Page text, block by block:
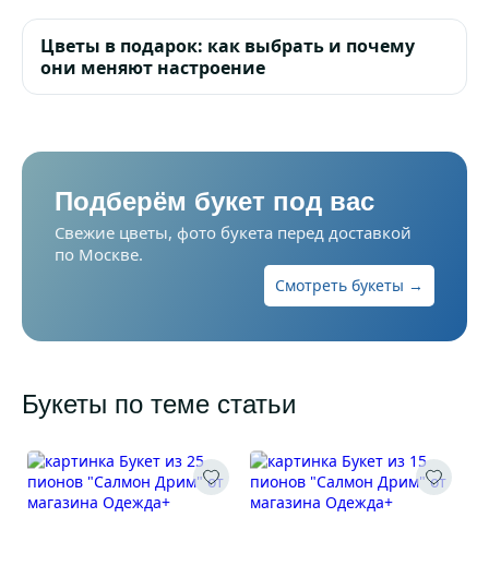
Цветы в подарок: как выбрать и почему
они меняют настроение
Подберём букет под вас
Свежие цветы, фото букета перед доставкой
по Москве.
Смотреть букеты →
Букеты по теме статьи